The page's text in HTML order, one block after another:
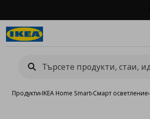
Продукти›IKEA Home Smart›Смарт oсветление›